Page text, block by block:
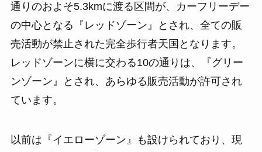
通りのおよそ5.3kmに渡る区間が、カーフリーデー
の中心となる『レッドゾーン』とされ、全ての販
売活動が禁止された完全歩行者天国となります。
レッドゾーンに横に交わる10の通りは、『グリー
ンゾーン』とされ、あらゆる販売活動が許可され
ています。
以前は『イエローゾーン』も設けられており、現